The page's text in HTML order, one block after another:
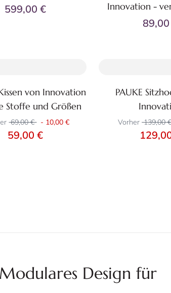
599,00 €
Innovation -
Zum Produktvon Innovation
Stoffe und Größen
69,00 € - 10,00 €
59,00 €
Zum
PAUKE
Vorher 139,00
Design für